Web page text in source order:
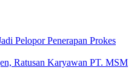
Pelopor Penerapan Prokes
Ratusan Karyawan PT. MSM